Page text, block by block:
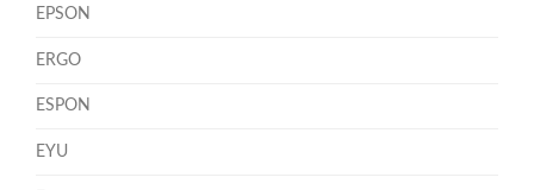
EPSON
ERGO
ESPON
EYU